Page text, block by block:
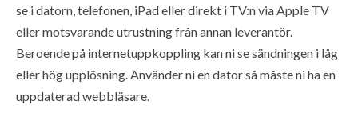
se i datorn, telefonen, iPad eller direkt i TV:n via Apple TV
eller motsvarande utrustning från annan leverantör.
Beroende på internetuppkoppling kan ni se sändningen i låg
eller hög upplösning. Använder ni en dator så måste ni ha en
uppdaterad webbläsare.